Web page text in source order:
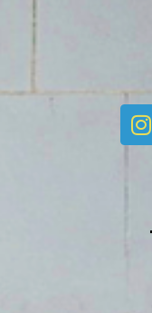
I
n
s